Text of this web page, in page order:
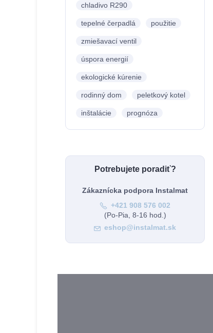
chladivo R290
tepelné čerpadlá použitie
zmiešavací ventil
úspora energií
ekologické kúrenie
rodinný dom peletkový kotel
inštalácie prognóza
Potrebujete poradiť?
Zákaznícka podpora Instalmat
+421 908 576 002
(Po-Pia, 8-16 hod.)
eshop@instalmat.sk